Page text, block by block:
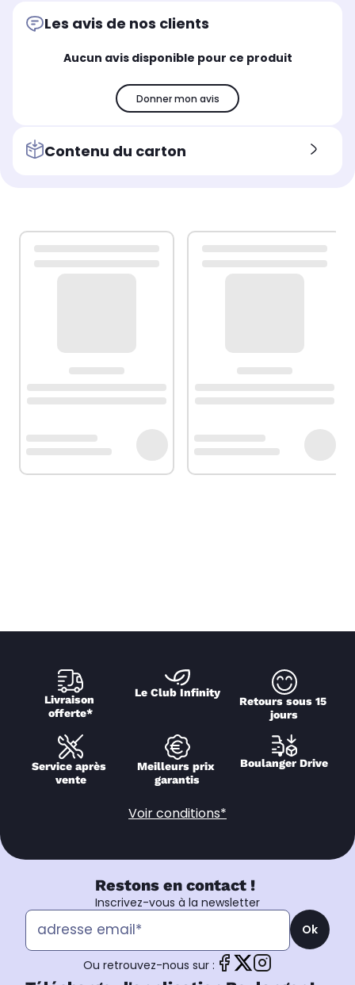
Les avis de nos clients
Aucun avis disponible pour ce produit
Donner mon avis
Contenu du carton
Livraison
offerte*
Le Club Infinity
Retours sous 15
jours
Service après
vente
Meilleurs prix
garantis
Boulanger Drive
Voir conditions*
Restons en contact !
Inscrivez-vous à la newsletter
Ok
Ou retrouvez-nous sur :